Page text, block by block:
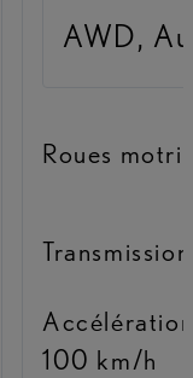
AWD,
Roues
Transmission
100 km/h